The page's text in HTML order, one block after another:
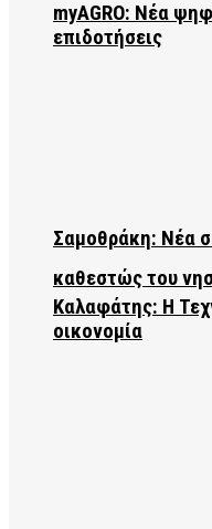
Σαμοθράκη: Νέα
καθεστώς του
myAGRO: Νέα
επιδοτήσεις
Καλαφάτης: Η
οικονομία